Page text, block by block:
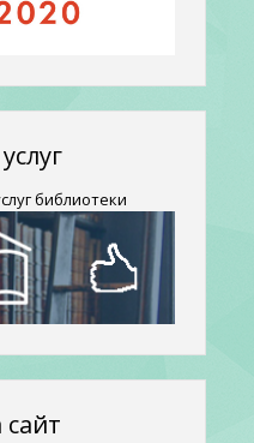
библиотеки
сайт